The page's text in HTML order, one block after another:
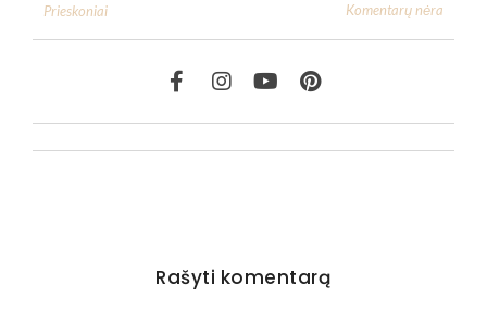
Prieskoniai Komentarų nėra
Rašyti komentarą